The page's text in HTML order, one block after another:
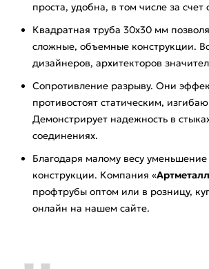
проста, удобна, в том числе за счет
Квадратная труба 30х30 мм
сложные, объемные конструкции.
дизайнеров, архитекторов
Сопротивление разрыву. Они
противостоят статическим,
Демонстрирует надежность в
соединениях.
Благодаря малому весу
конструкции. Компания «
профтрубы оптом или в розницу,
онлайн на нашем сайте.